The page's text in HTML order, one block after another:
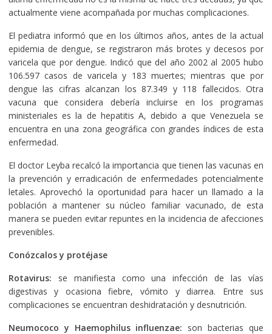
actualmente viene acompañada por muchas complicaciones.
El pediatra informó que en los últimos años, antes de la actual
epidemia de dengue, se registraron más brotes y decesos por
varicela que por dengue. Indicó que del año 2002 al 2005 hubo
106.597 casos de varicela y 183 muertes; mientras que por
dengue las cifras alcanzan los 87.349 y 118 fallecidos. Otra
vacuna que considera debería incluirse en los programas
ministeriales es la de hepatitis A, debido a que Venezuela se
encuentra en una zona geográfica con grandes índices de esta
enfermedad.
El doctor Leyba recalcó la importancia que tienen las vacunas en
la prevención y erradicación de enfermedades potencialmente
letales. Aprovechó la oportunidad para hacer un llamado a la
población a mantener su núcleo familiar vacunado, de esta
manera se pueden evitar repuntes en la incidencia de afecciones
prevenibles.
Conózcalos y protéjase
Rotavirus: se manifiesta como una infección de las vías
digestivas y ocasiona fiebre, vómito y diarrea. Entre sus
complicaciones se encuentran deshidratación y desnutrición.
Neumococo y Haemophilus influenzae: son bacterias que